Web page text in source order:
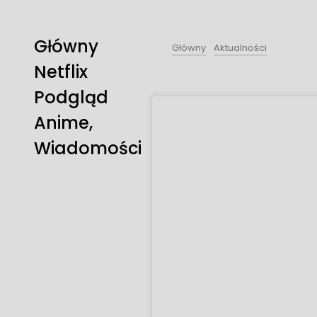
Główny
Netflix
Podgląd
Anime,
Wiadomości
Główny Aktualności